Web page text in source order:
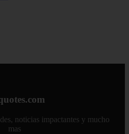
noticias impactantes y mucho
mas